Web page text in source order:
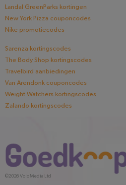
Landal GreenParks kortingen
New York Pizza couponcodes
Nike promotiecodes
Sarenza kortingscodes
The Body Shop kortingscodes
Travelbird aanbiedingen
Van Arendonk couponcodes
Weight Watchers kortingscodes
Zalando kortingscodes
©2026Volo Media Ltd